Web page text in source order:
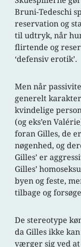
Bruni-Tedeschi
reservation og
til udtryk, når
flirtende og
‘defensiv erotik’.
Men når
generelt
kvindelige
(og eks’en
foran Gilles, de
nøgenhed, og
Gilles’ er
Gilles’
byen og feste,
tilbage og
De stereotype
da Gilles ikke
værger sig ved